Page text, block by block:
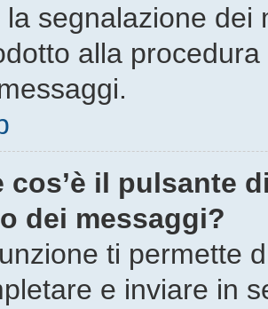
la segnalazione dei
alla
cos’è il pulsante
dei messaggi?
ti permette
e inviare in